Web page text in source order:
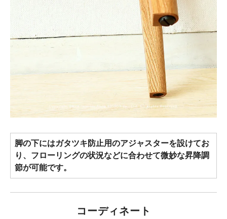
脚の下にはガタツキ防止用のアジャスターを設けてお
り、フローリングの状況などに合わせて微妙な昇降調
節が可能です。
コーディネート